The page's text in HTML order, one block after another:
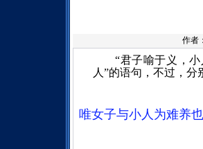
作者
“君子喻于义，
人”的语句，不过，
唯女子与小人为难养也